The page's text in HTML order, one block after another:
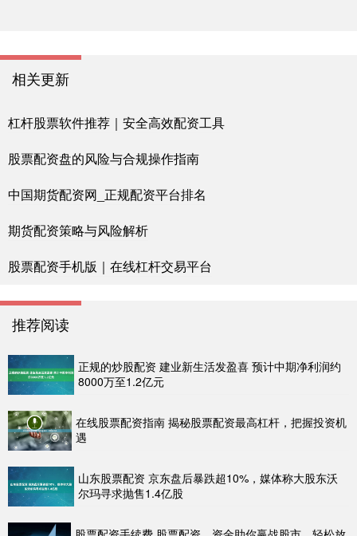
相关更新
杠杆股票软件推荐｜安全高效配资工具
股票配资盘的风险与合规操作指南
中国期货配资网_正规配资平台排名
期货配资策略与风险解析
股票配资手机版｜在线杠杆交易平台
推荐阅读
正规的炒股配资 建业新生活发盈喜 预计中期净利润约
8000万至1.2亿元
在线股票配资指南 揭秘股票配资最高杠杆，把握投资机
遇
山东股票配资 京东盘后暴跌超10%，媒体称大股东沃
尔玛寻求抛售1.4亿股